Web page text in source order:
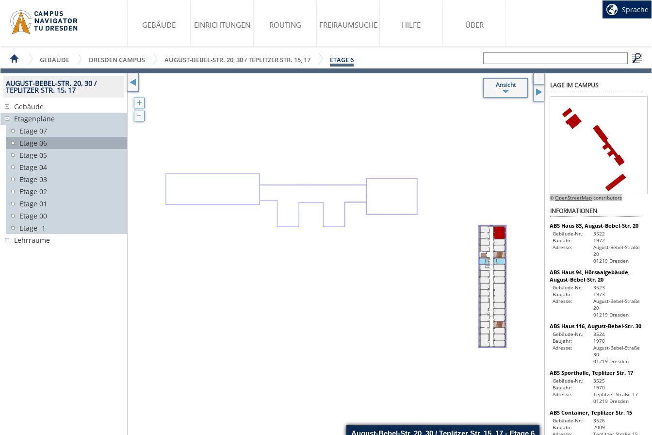
GEBÄUDE EINRICHTUNGEN ROUTING FREIRAUMSUCHE HILFE ÜBER
Sprache
GEBÄUDE DRESDEN CAMPUS AUGUST-BEBEL-STR. 20, 30 / TEPLITZER STR. 15, 17 ETAGE 6
AUGUST-BEBEL-STR. 20, 30 /
TEPLITZER STR. 15, 17
Gebäude
Etagenpläne
Etage 07
Etage 06
Etage 05
Etage 04
Etage 03
Etage 02
Etage 01
Etage 00
Etage -1
Lehrräume
Ansicht
Beschriftung
LAGE IM CAMPUS
© OpenStreetMap contributors
INFORMATIONEN
ABS Haus 83, August-Bebel-Str. 20
Gebäude-Nr.:
3522
Baujahr:
1972
Adresse:
August-Bebel-Straße
20
01219 Dresden
ABS Haus 94, Hörsaalgebäude,
August-Bebel-Str. 20
Gebäude-Nr.:
3523
Baujahr:
1973
Adresse:
August-Bebel-Straße
20
01219 Dresden
ABS Haus 116, August-Bebel-Str. 30
Gebäude-Nr.:
3524
Baujahr:
1970
Adresse:
August-Bebel-Straße
30
01219 Dresden
ABS Sporthalle, Teplitzer Str. 17
Gebäude-Nr.:
3525
Baujahr:
1970
Adresse:
Teplitzer Straße 17
01219 Dresden
ABS Container, Teplitzer Str. 15
Gebäude-Nr.:
3526
Baujahr:
2009